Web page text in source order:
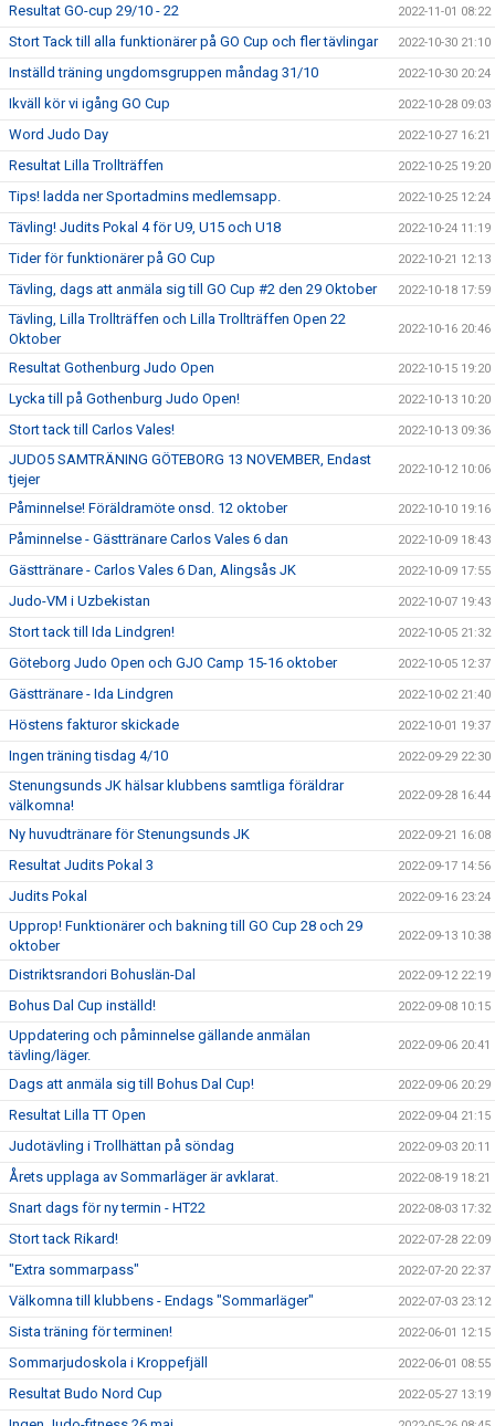
Resultat GO-cup 29/10 - 22 2022-11-01 08:22
Stort Tack till alla funktionärer på GO Cup och fler tävlingar 2022-10-30 21:10
Inställd träning ungdomsgruppen måndag 31/10 2022-10-30 20:24
Ikväll kör vi igång GO Cup 2022-10-28 09:03
Word Judo Day 2022-10-27 16:21
Resultat Lilla Trollträffen 2022-10-25 19:20
Tips! ladda ner Sportadmins medlemsapp. 2022-10-25 12:24
Tävling! Judits Pokal 4 för U9, U15 och U18 2022-10-24 11:19
Tider för funktionärer på GO Cup 2022-10-21 12:13
Tävling, dags att anmäla sig till GO Cup #2 den 29 Oktober 2022-10-18 17:59
Tävling, Lilla Trollträffen och Lilla Trollträffen Open 22
Oktober
2022-10-16 20:46
Resultat Gothenburg Judo Open 2022-10-15 19:20
Lycka till på Gothenburg Judo Open! 2022-10-13 10:20
Stort tack till Carlos Vales! 2022-10-13 09:36
JUDO5 SAMTRÄNING GÖTEBORG 13 NOVEMBER, Endast
tjejer
2022-10-12 10:06
Påminnelse! Föräldramöte onsd. 12 oktober 2022-10-10 19:16
Påminnelse - Gästtränare Carlos Vales 6 dan 2022-10-09 18:43
Gästtränare - Carlos Vales 6 Dan, Alingsås JK 2022-10-09 17:55
Judo-VM i Uzbekistan 2022-10-07 19:43
Stort tack till Ida Lindgren! 2022-10-05 21:32
Göteborg Judo Open och GJO Camp 15-16 oktober 2022-10-05 12:37
Gästtränare - Ida Lindgren 2022-10-02 21:40
Höstens fakturor skickade 2022-10-01 19:37
Ingen träning tisdag 4/10 2022-09-29 22:30
Stenungsunds JK hälsar klubbens samtliga föräldrar
välkomna!
2022-09-28 16:44
Ny huvudtränare för Stenungsunds JK 2022-09-21 16:08
Resultat Judits Pokal 3 2022-09-17 14:56
Judits Pokal 2022-09-16 23:24
Upprop! Funktionärer och bakning till GO Cup 28 och 29
oktober
2022-09-13 10:38
Distriktsrandori Bohuslän-Dal 2022-09-12 22:19
Bohus Dal Cup inställd! 2022-09-08 10:15
Uppdatering och påminnelse gällande anmälan
tävling/läger.
2022-09-06 20:41
Dags att anmäla sig till Bohus Dal Cup! 2022-09-06 20:29
Resultat Lilla TT Open 2022-09-04 21:15
Judotävling i Trollhättan på söndag 2022-09-03 20:11
Årets upplaga av Sommarläger är avklarat. 2022-08-19 18:21
Snart dags för ny termin - HT22 2022-08-03 17:32
Stort tack Rikard! 2022-07-28 22:09
"Extra sommarpass" 2022-07-20 22:37
Välkomna till klubbens - Endags "Sommarläger" 2022-07-03 23:12
Sista träning för terminen! 2022-06-01 12:15
Sommarjudoskola i Kroppefjäll 2022-06-01 08:55
Resultat Budo Nord Cup 2022-05-27 13:19